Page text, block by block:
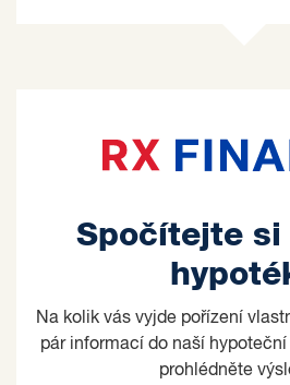
Spočítejte si
Na kolik vás vyjde pořízení
pár informací do naší
prohlédněte